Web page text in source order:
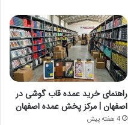
راهنمای خرید عمده قاب گوشی در
اصفهان | مرکز پخش عمده اصفهان
4 هفته پیش